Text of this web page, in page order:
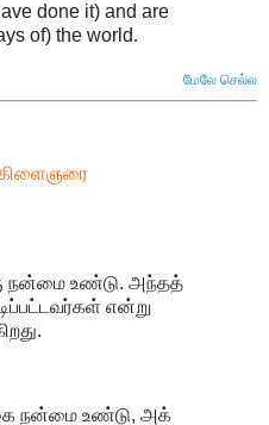
done it) and are
of) the world.
மேலே செல்ல
கிளைஞரை
நன்மை உண்டு. அந்தத்
என்று
நன்மை உண்டு, அக்